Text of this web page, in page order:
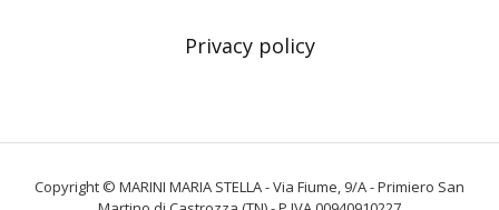
Privacy policy
Copyright © MARINI MARIA STELLA - Via Fiume, 9/A - Primiero San